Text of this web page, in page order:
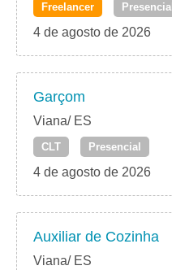
Freelancer Presencial
4 de agosto de 2026
Garçom
Viana/ ES
CLT Presencial
4 de agosto de 2026
Auxiliar de Cozinha
Viana/ ES